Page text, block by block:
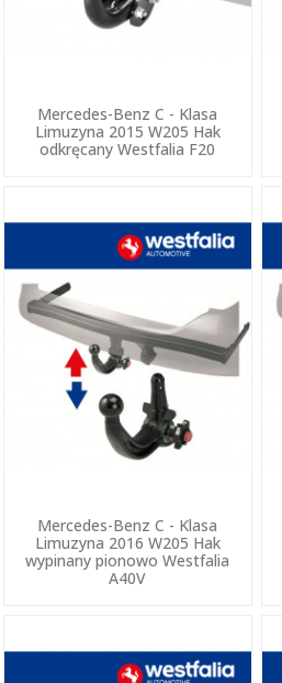
Mercedes-Benz C - Klasa
Limuzyna 2015 W205 Hak
odkręcany Westfalia F20
Mercedes-Benz C - Klasa
Limuzyna 2016 W205 Hak
wypinany pionowo Westfalia
A40V